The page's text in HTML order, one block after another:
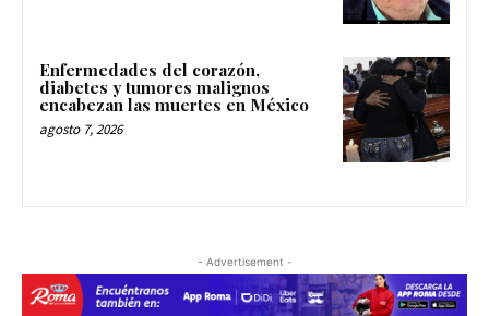
Enfermedades del corazón,
diabetes y tumores malignos
encabezan las muertes en México
agosto 7, 2026
- Advertisement -